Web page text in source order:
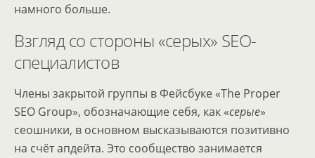
намного больше.
Взгляд со стороны «серых» SEO-
специалистов
Члены закрытой группы в Фейсбуке «The Proper
SEO Group», обозначающие себя, как «серые»
сеошники, в основном высказываются позитивно
на счёт апдейта. Это сообщество занимается